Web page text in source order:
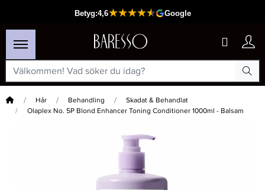
Hem Hår Behandling
Skadat & Behandlat
Olaplex No. 5P Blond Enhancer Toning Conditioner 1000ml - Balsam